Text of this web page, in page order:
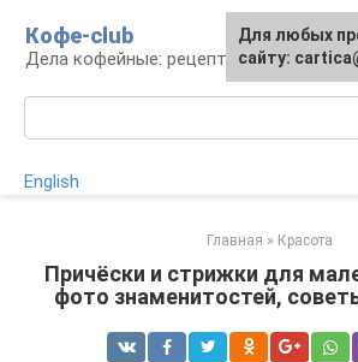
контенту
Кофе-club
Дела кофейные: рецепты и
English
Главная » Красота
Причёски и стрижки для
фото знаменитостей,
Для любых
сайту: